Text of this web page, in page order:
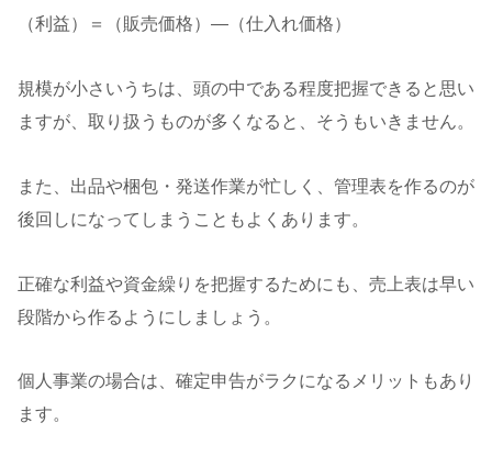
（利益）＝（販売価格）―（仕入れ価格）
規模が小さいうちは、頭の中である程度把握できると思い
ますが、取り扱うものが多くなると、そうもいきません。
また、出品や梱包・発送作業が忙しく、管理表を作るのが
後回しになってしまうこともよくあります。
正確な利益や資金繰りを把握するためにも、売上表は早い
段階から作るようにしましょう。
個人事業の場合は、確定申告がラクになるメリットもあり
ます。